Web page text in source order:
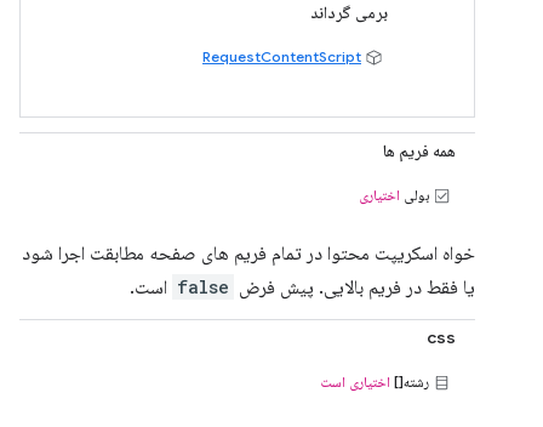
برمی گرداند
RequestContentScript
همه فریم ها
بولی اختیاری
خواه اسکریپت محتوا در تمام فریم های صفحه مطابقت اجرا شود
یا فقط در فریم بالایی. پیش فرض false است.
css
رشته[] اختیاری است